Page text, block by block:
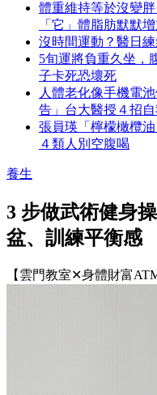
體重維持等於沒變
「它」體脂肪默默
沒時間運動？醫日
5旬運將負重久坐，
子卡死恐壞死
人體老化像手機電
告」台大醫授４招
張員瑛「檸檬橄欖
４類人別空腹喝
養生
3 步做武術健身
盆、訓練平衡感
【雲門教室✕身體財富